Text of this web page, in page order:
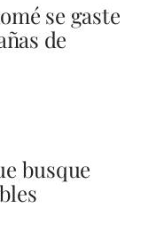
se gaste
de
busque